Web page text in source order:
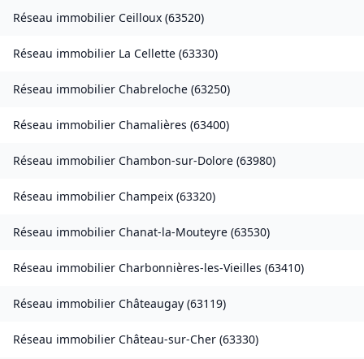
Réseau immobilier Ceilloux (63520)
Réseau immobilier La Cellette (63330)
Réseau immobilier Chabreloche (63250)
Réseau immobilier Chamalières (63400)
Réseau immobilier Chambon-sur-Dolore (63980)
Réseau immobilier Champeix (63320)
Réseau immobilier Chanat-la-Mouteyre (63530)
Réseau immobilier Charbonnières-les-Vieilles (63410)
Réseau immobilier Châteaugay (63119)
Réseau immobilier Château-sur-Cher (63330)